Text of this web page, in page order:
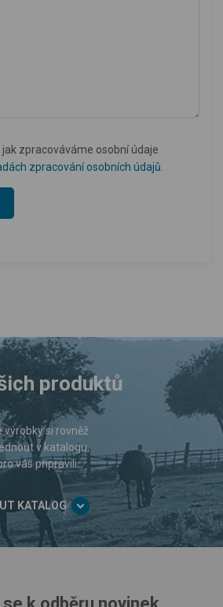
zpracováváme osobní údaje
zpracování osobních údajů
produktů
výrobky si rovněž
v katalogu,
vás připravili.
KATALOG
k odběru novinek